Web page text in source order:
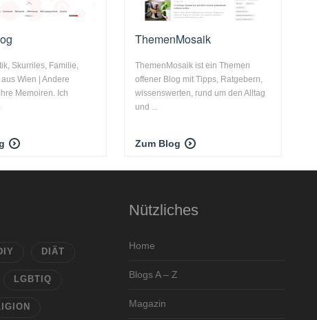
Skurriles, Familie,
Wien | Andere
Memoiren. Ich
ThemenMosaik
ThemenMosaik ist ein Themen
offener Blog mit Tipps, Ratgebern,
wissenswerten, rund um den Alltag
und ...
Zum Blog
DIÄT
LGBTIQ
Nützliches
Home
Blogs A – Z
Magazin